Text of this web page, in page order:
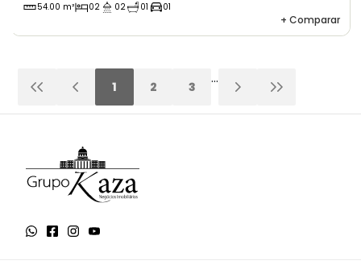
54.00 m²
02 02 01 01
+ Comparar
1 2 3 ...